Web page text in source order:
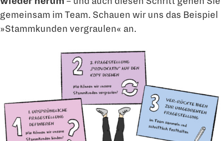
gemeinsam im Team. Schauen wir uns das Beispiel
»Stammkunden vergraulen« an.